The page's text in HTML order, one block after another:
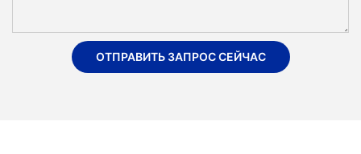
ОТПРАВИТЬ ЗАПРОС СЕЙЧАС